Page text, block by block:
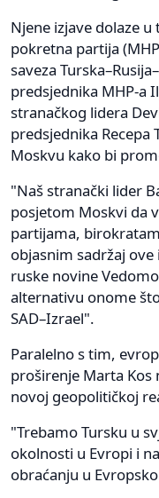
Njene izjave dolaze
pokretna partija
saveza
predsjednika MHP-a
stranačkog lidera
predsjednika Recepa
Moskvu kako bi
"Naš stranački lider
posjetom Moskvi da
partijama,
objasnim sadržaj ove
ruske novine
alternativu onome
SAD–Izrael".
Paralelno s tim,
proširenje Marta Kos
novoj geopolitičkoj
"Trebamo Tursku u
okolnosti u Evropi i
obraćanju u